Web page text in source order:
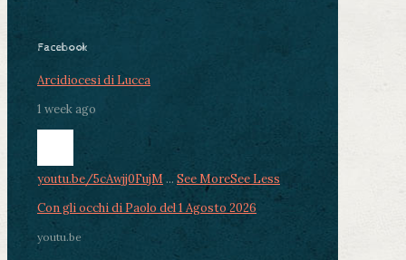
Facebook
Arcidiocesi di Lucca
1 week ago
youtu.be/5cAwjj0FujM ... See MoreSee Less
Con gli occhi di Paolo del 1 Agosto 2026
youtu.be